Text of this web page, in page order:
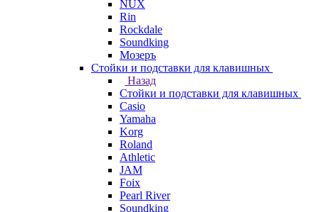
NUX
Rin
Rockdale
Soundking
Мозеръ
Стойки и подставки для клавишных
Назад
Стойки и подставки для клавишных
Casio
Yamaha
Korg
Roland
Athletic
JAM
Foix
Pearl River
Soundking